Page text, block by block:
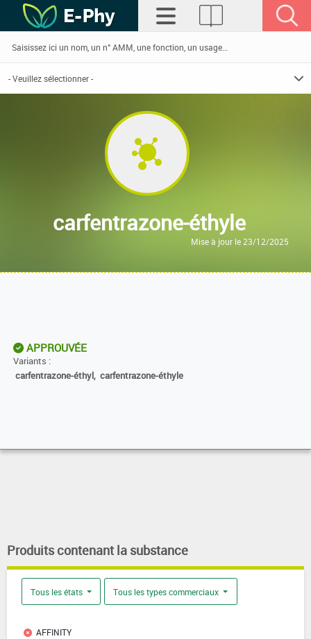
carfentrazone-éthyle
Mise à jour le 23/12/2025
APPROUVÉE
Variants :
carfentrazone-éthyl, carfentrazone-éthyle
Produits contenant la substance
Tous les états Tous les types commerciaux
AFFINITY